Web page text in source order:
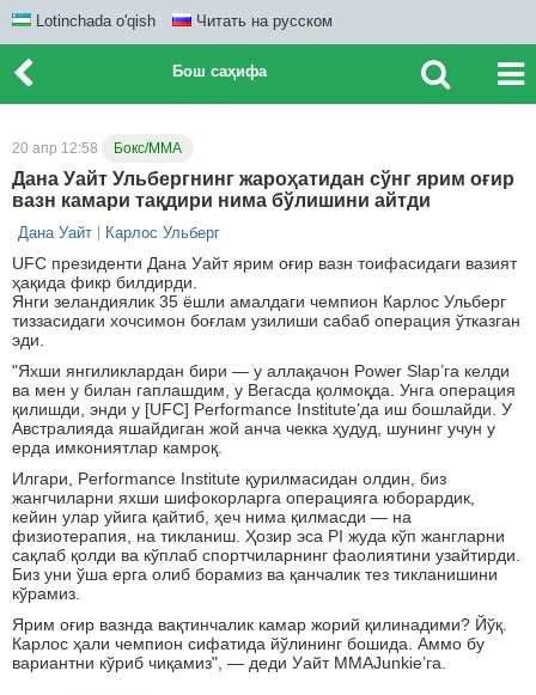
Lotinchada o'qish Читать на русском
Бош саҳифа
20 апр 12:58 Бокс/ММА
Дана Уайт Ульбергнинг жароҳатидан сўнг ярим оғир
вазн камари тақдири нима бўлишини айтди
Дана Уайт Карлос Ульберг
UFC президенти Дана Уайт ярим оғир вазн тоифасидаги вазият
ҳақида фикр билдирди.
Янги зеландиялик 35 ёшли амалдаги чемпион Карлос Ульберг
тиззасидаги хочсимон боғлам узилиши сабаб операция ўтказган
эди.
"Яхши янгиликлардан бири — у аллақачон Power Slap’га келди
ва мен у билан гаплашдим, у Вегасда қолмоқда. Унга операция
қилишди, энди у [UFC] Performance Institute’да иш бошлайди. У
Австралияда яшайдиган жой анча чекка ҳудуд, шунинг учун у
ерда имкониятлар камроқ.
Илгари, Performance Institute қурилмасидан олдин, биз
жангчиларни яхши шифокорларга операцияга юборардик,
кейин улар уйига қайтиб, ҳеч нима қилмасди — на
физиотерапия, на тикланиш. Ҳозир эса PI жуда кўп жангларни
сақлаб қолди ва кўплаб спортчиларнинг фаолиятини узайтирди.
Биз уни ўша ерга олиб борамиз ва қанчалик тез тикланишини
кўрамиз.
Ярим оғир вазнда вақтинчалик камар жорий қилинадими? Йўқ.
Карлос ҳали чемпион сифатида йўлининг бошида. Аммо бу
вариантни кўриб чиқамиз", — деди Уайт MMAJunkie’га.